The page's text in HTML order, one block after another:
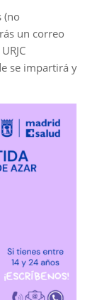
(no
un correo
se impartirá y